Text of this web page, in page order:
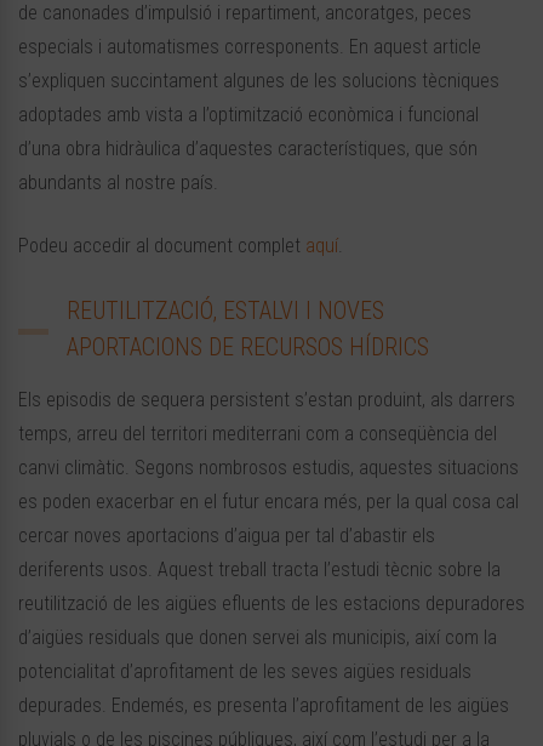
de canonades d’impulsió i repartiment, ancoratges, peces
especials i automatismes corresponents. En aquest article
s’expliquen succintament algunes de les solucions tècniques
adoptades amb vista a l’optimització econòmica i funcional
d’una obra hidràulica d’aquestes característiques, que són
abundants al nostre país.
Podeu accedir al document complet aquí.
REUTILITZACIÓ, ESTALVI I NOVES
APORTACIONS DE RECURSOS HÍDRICS
Els episodis de sequera persistent s’estan produint, als darrers
temps, arreu del territori mediterrani com a conseqüència del
canvi climàtic. Segons nombrosos estudis, aquestes situacions
es poden exacerbar en el futur encara més, per la qual cosa cal
cercar noves aportacions d’aigua per tal d’abastir els
deriferents usos. Aquest treball tracta l’estudi tècnic sobre la
reutilització de les aigües efluents de les estacions depuradores
d’aigües residuals que donen servei als municipis, així com la
potencialitat d’aprofitament de les seves aigües residuals
depurades. Endemés, es presenta l’aprofitament de les aigües
pluvials o de les piscines públiques, així com l’estudi per a la